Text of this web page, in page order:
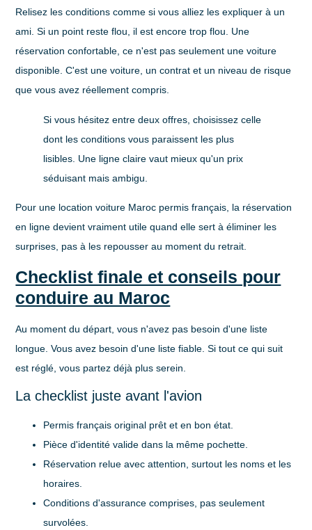
Relisez les conditions comme si vous alliez les expliquer à un
ami. Si un point reste flou, il est encore trop flou. Une
réservation confortable, ce n'est pas seulement une voiture
disponible. C'est une voiture, un contrat et un niveau de risque
que vous avez réellement compris.
Si vous hésitez entre deux offres, choisissez celle
dont les conditions vous paraissent les plus
lisibles. Une ligne claire vaut mieux qu'un prix
séduisant mais ambigu.
Pour une location voiture Maroc permis français, la réservation
en ligne devient vraiment utile quand elle sert à éliminer les
surprises, pas à les repousser au moment du retrait.
Checklist finale et conseils pour
conduire au Maroc
Au moment du départ, vous n'avez pas besoin d'une liste
longue. Vous avez besoin d'une liste fiable. Si tout ce qui suit
est réglé, vous partez déjà plus serein.
La checklist juste avant l'avion
Permis français original prêt et en bon état.
Pièce d'identité valide dans la même pochette.
Réservation relue avec attention, surtout les noms et les
horaires.
Conditions d'assurance comprises , pas seulement
survolées.